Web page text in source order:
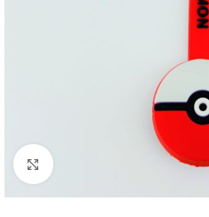
Click to enlarge